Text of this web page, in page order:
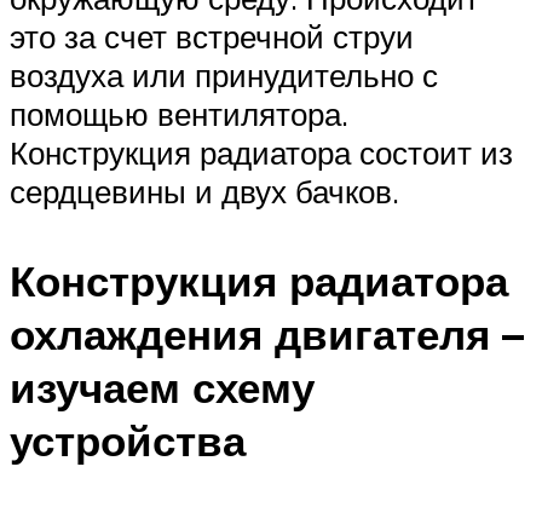
это за счет встречной струи
воздуха или принудительно с
помощью вентилятора.
Конструкция радиатора состоит из
сердцевины и двух бачков.
Конструкция радиатора
охлаждения двигателя –
изучаем схему
устройства